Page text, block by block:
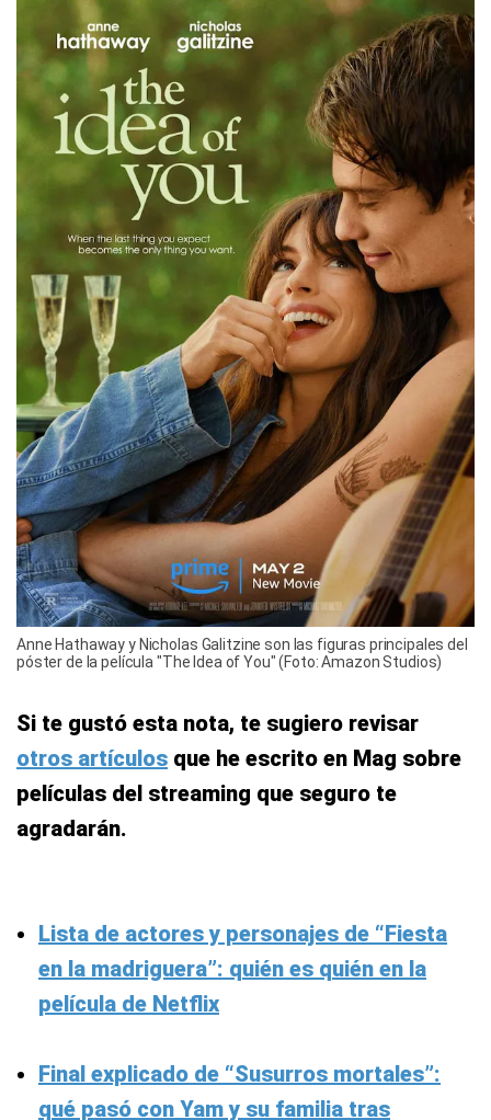
Anne Hathaway y Nicholas Galitzine son las figuras principales del
póster de la película "The Idea of You" (Foto: Amazon Studios)
Si te gustó esta nota, te sugiero revisar
otros artículos que he escrito en Mag sobre
películas del streaming que seguro te
agradarán.
Lista de actores y personajes de “Fiesta
en la madriguera”: quién es quién en la
película de Netflix
Final explicado de “Susurros mortales”:
qué pasó con Yam y su familia tras